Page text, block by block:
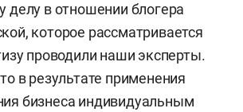
делу в отношении блогера
которое рассматривается
проводили наши эксперты.
в результате применения
бизнеса индивидуальным